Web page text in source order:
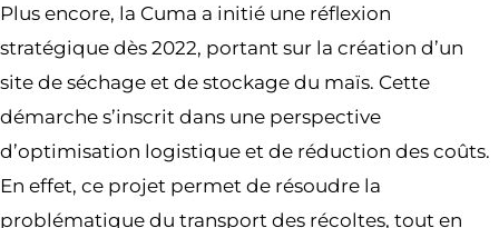
Plus encore, la Cuma a initié une réflexion
stratégique dès 2022, portant sur la création d’un
site de séchage et de stockage du maïs. Cette
démarche s’inscrit dans une perspective
d’optimisation logistique et de réduction des coûts.
En effet, ce projet permet de résoudre la
problématique du transport des récoltes, tout en